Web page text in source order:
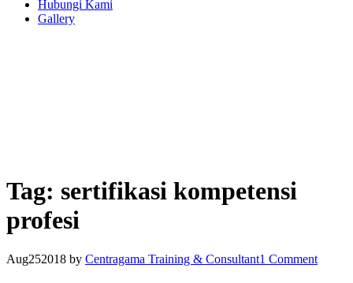
Hubungi Kami
Gallery
Tag: sertifikasi kompetensi
profesi
Aug252018 by Centragama Training & Consultant1 Comment